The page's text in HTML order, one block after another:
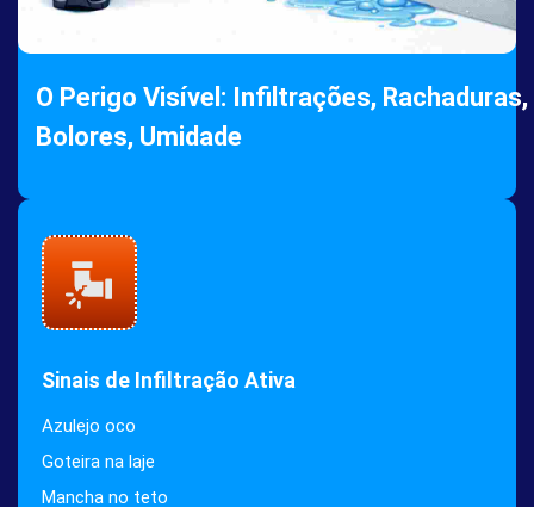
O Perigo Visível: Infiltrações, Rachaduras,
Bolores, Umidade
Sinais de Infiltração Ativa
Azulejo oco
Goteira na laje
Mancha no teto